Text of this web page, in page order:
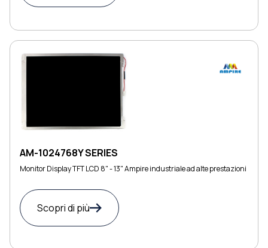
AM-1024768Y SERIES
Monitor Display TFT LCD 8" - 13" Ampire industriale ad alte prestazioni
Scopri di più